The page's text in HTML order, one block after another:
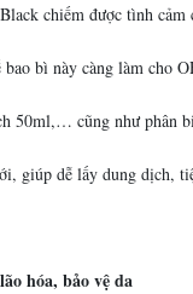
chiếm được tình cảm
bì này càng làm cho
50ml,… cũng như phân
giúp dễ lấy dung dịch,
hóa, bảo vệ da